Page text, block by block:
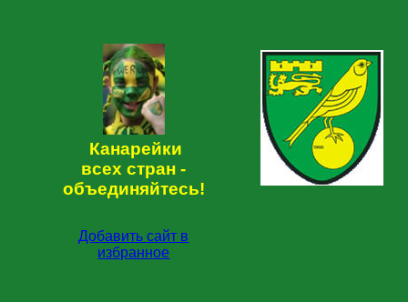
Канарейки
всех стран -
объединяйтесь!
Добавить сайт в
избранное